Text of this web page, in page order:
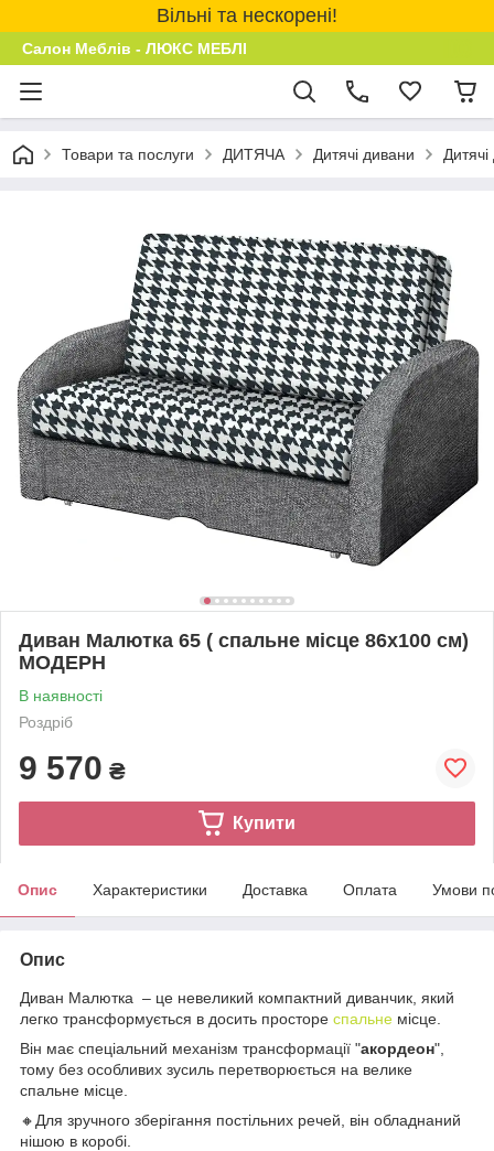
Вільні та нескорені!
Салон Меблів - ЛЮКС МЕБЛІ
Товари та послуги ДИТЯЧА Дитячі дивани
Диван Малютка 65 ( спальне місце 86х100 см)
МОДЕРН
В наявності
Роздріб
9 570 ₴
Купити
Опис Характеристики Доставка Оплата Умови
Опис
Диван Малютка – це невеликий компактний диванчик, який
легко трансформується в досить просторе спальне місце.
Він має спеціальний механізм трансформації "акордеон",
тому без особливих зусиль перетворюється на велике
спальне місце.
🔸Для зручного зберігання постільних речей, він обладнаний
нішою в коробі.